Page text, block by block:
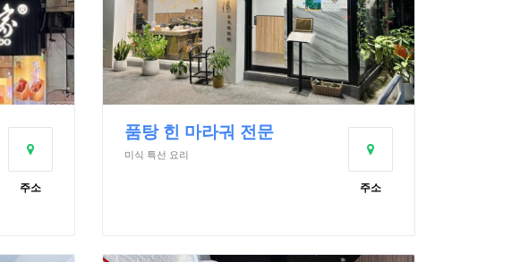
주소
품탕 힌 마라궈 전문
미식 특선 요리
주소